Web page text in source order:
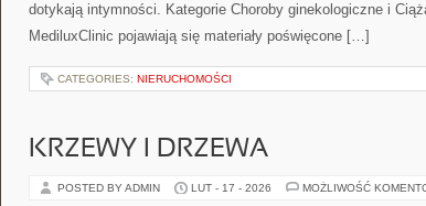
dotykają intymności. Kategorie Choroby ginekologiczne i
MediluxClinic pojawiają się materiały poświęcone […]
CATEGORIES: NIERUCHOMOŚCI
KRZEWY I DRZEWA
POSTED BY ADMIN LUT - 17 - 2026 MOŻLIWOŚĆ